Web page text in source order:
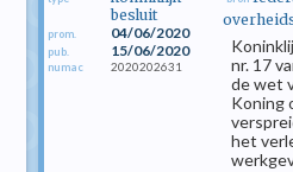
besluit
prom. 04/06/2020
pub. 15/06/2020
numac 2020202631
nr. 17
de wet
Koning
het